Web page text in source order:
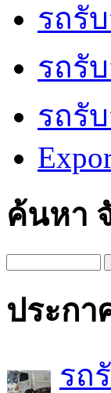
รถรั
รถรั
รถรั
ค้นหา
ประกา
รถ